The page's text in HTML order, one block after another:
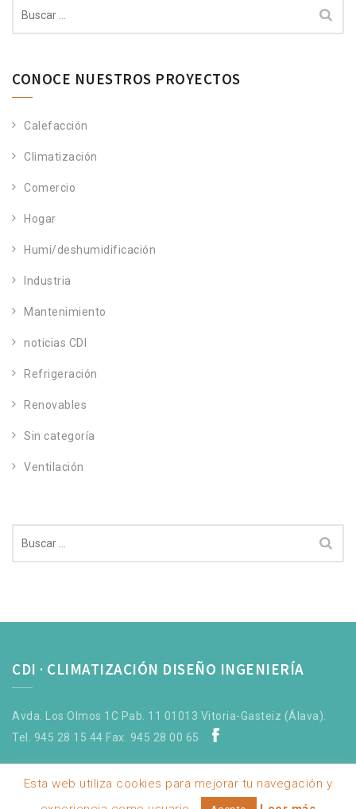
CONOCE NUESTROS PROYECTOS
Calefacción
Climatización
Comercio
Hogar
Humi/deshumidificación
Industria
Mantenimiento
noticias CDI
Refrigeración
Renovables
Sin categoría
Ventilación
CDI · CLIMATIZACIÓN DISEÑO INGENIERÍA
Avda. Los Olmos 1C Pab. 11 01013 Vitoria-Gasteiz (Álava).
Tel. 945 28 15 44 Fax. 945 28 00 65
Esta web utiliza cookies para mejorar tu navegación y